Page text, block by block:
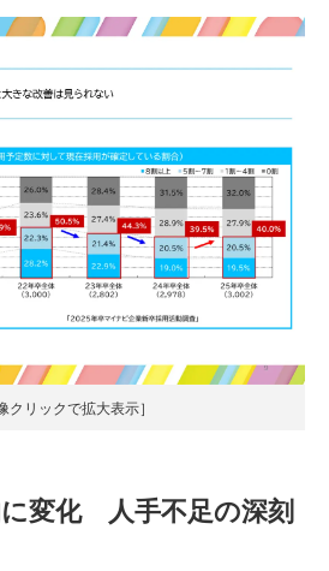
クリックで拡大表示］
変化 人手不足の深刻